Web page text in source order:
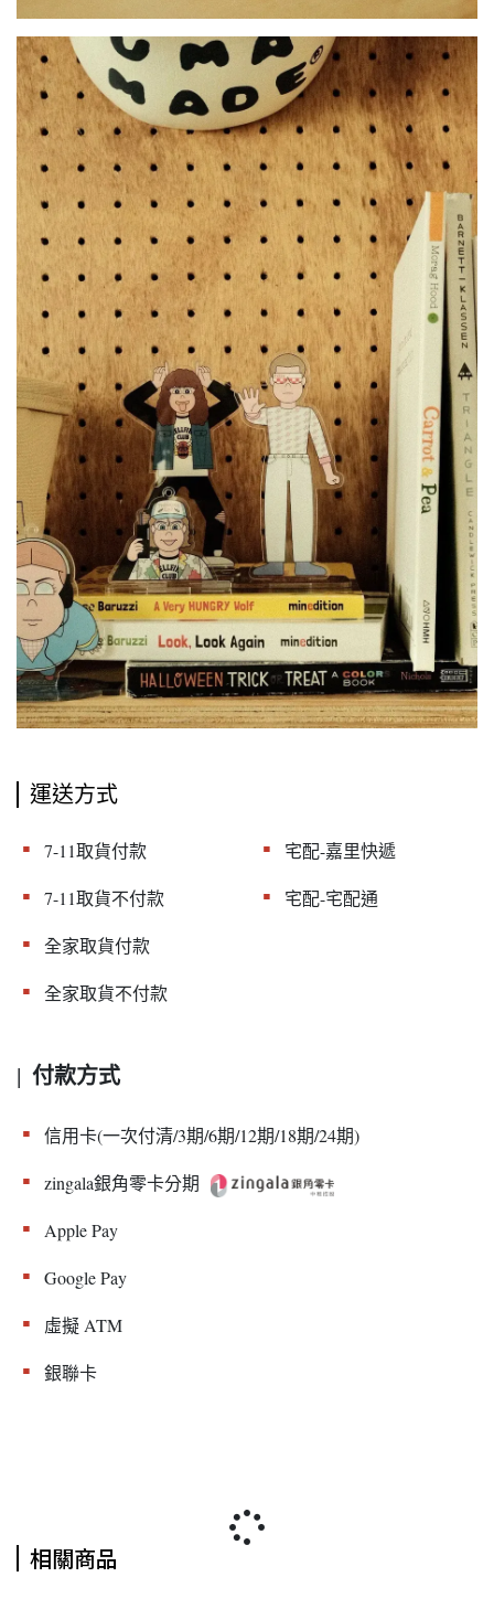
運送方式
▪︎ 7-11取貨付款 ▪︎ 宅配-嘉里快遞
▪︎ 7-11取貨不付款 ▪︎ 宅配-宅配通
▪︎ 全家取貨付款
▪︎ 全家取貨不付款
| 付款方式
▪︎ 信用卡(一次付清/3期/6期/12期/18期/24期)
▪︎ zingala銀角零卡分期
▪︎ Apple Pay
▪︎ Google Pay
▪︎ 虛擬 ATM
▪︎ 銀聯卡
相關商品